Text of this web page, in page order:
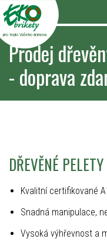
pro teplo Vašeho domova
Prodej
- doprava
DŘEVĚNÉ PELETY
Kvalitní certifikované
Snadná manipulace,
Vysoká výhřevnost a